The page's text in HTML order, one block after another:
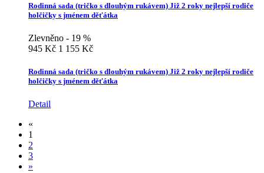
Rodinná sada (tričko s dlouhým rukávem) Již 2 roky nejlepší rodiče
holčičky s jménem děťátka
Zlevněno - 19 %
945 Kč 1 155 Kč
Rodinná sada (tričko s dlouhým rukávem) Již 2 roky nejlepší rodiče
holčičky s jménem děťátka
Detail
«
1
2
3
»